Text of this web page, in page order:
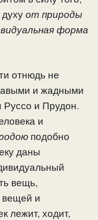
духу от природы
форма
отнюдь не
и жадными
Руссо и Прудон.
и
подобно
даны
вещь,
вещей и
лежит, ходит,